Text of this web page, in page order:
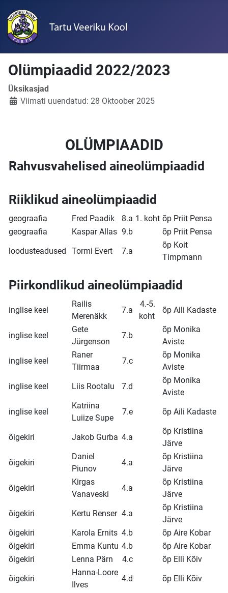
Olümpiaadid 2022/2023
Üksikasjad
Viimati uuendatud: 28 Oktoober 2025
OLÜMPIAADID
Rahvusvahelised aineolümpiaadid
Riiklikud aineolümpiaadid
geograafia Fred Paadik 8.a 1. koht õp Priit Pensa
geograafia
Kaspar Allas 9.b
õp Priit Pensa
loodusteadused
Tormi Evert 7.a
õp Koit
Timpmann
Piirkondlikud aineolümpiaadid
inglise keel
Railis
Merenäkk
7.a
4.-5.
koht
õp Aili Kadaste
inglise keel
Gete
Jürgenson
7.b
õp Monika
Aviste
inglise keel
Raner
Tiirmaa
7.c
õp Monika
Aviste
inglise keel
Liis Rootalu 7.d
õp Monika
Aviste
inglise keel
Katriina
Luiize Supe
7.e õp Aili Kadaste
õigekiri Jakob Gurba 4.a
õp Kristiina
Järve
õigekiri
Daniel
Piunov
4.a
õp Kristiina
Järve
õigekiri
Kirgas
Vanaveski
4.a
õp Kristiina
Järve
õigekiri
Kertu Renser 4.a
õp Kristiina
Järve
õigekiri
Karola Ernits 4.b
õp Aire Kobar
õigekiri
Emma Kuntu 4.b
õp Aire Kobar
õigekiri
Lenna Pärn 4.c
õp Elli Kõiv
õigekiri
Hanna-Loore
Ilves
4.d õp Elli Kõiv